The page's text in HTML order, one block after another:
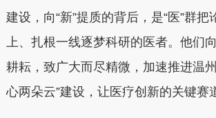
建设，向“新”提质的背后，是“医”群把
上、扎根一线逐梦科研的医者。他们
耕耘，致广大而尽精微，加速推进温
心两朵云”建设，让医疗创新的关键赛